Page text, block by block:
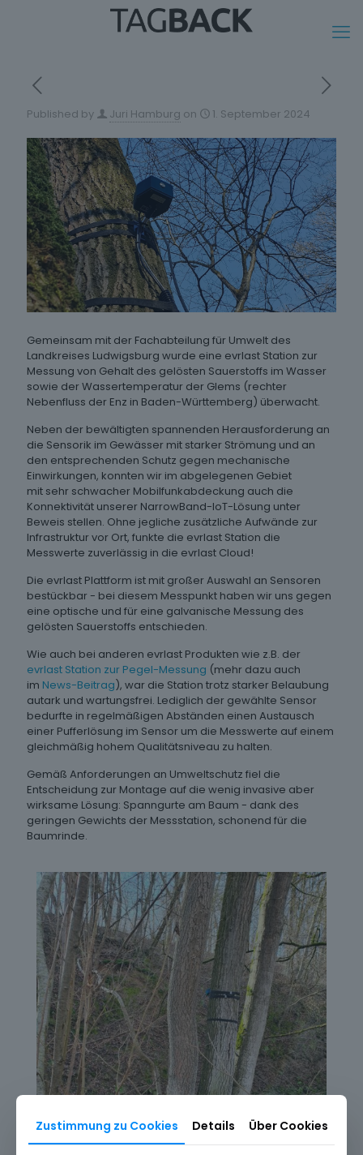
Published by Juri Hamburg on 1. September 2024
Gemeinsam mit der Fachabteilung für Umwelt des
Landkreises Ludwigsburg wurde eine evrlast Station zur
Messung von Gehalt des gelösten Sauerstoffs im Wasser
sowie der Wassertemperatur der Glems (rechter
Nebenfluss der Enz in Baden-Württemberg) überwacht.
Neben der bewältigten spannenden Herausforderung an
die Sensorik im Gewässer mit starker Strömung und an
den entsprechenden Schutz gegen mechanische
Einwirkungen, konnten wir im abgelegenen Gebiet
mit sehr schwacher Mobilfunkabdeckung auch die
Konnektivität unserer NarrowBand-IoT-Lösung unter
Beweis stellen. Ohne jegliche zusätzliche Aufwände zur
Infrastruktur vor Ort, funkte die evrlast Station die
Messwerte zuverlässig in die evrlast Cloud!
Die evrlast Plattform ist mit großer Auswahl an Sensoren
bestückbar - bei diesem Messpunkt haben wir uns gegen
eine optische und für eine galvanische Messung des
gelösten Sauerstoffs entschieden.
Wie auch bei anderen evrlast Produkten wie z.B. der
evrlast Station zur Pegel-Messung (mehr dazu auch
im News-Beitrag), war die Station trotz starker Belaubung
autark und wartungsfrei. Lediglich der gewählte Sensor
bedurfte in regelmäßigen Abständen einen Austausch
einer Pufferlösung im Sensor um die Messwerte auf einem
gleichmäßig hohem Qualitätsniveau zu halten.
Gemäß Anforderungen an Umweltschutz fiel die
Entscheidung zur Montage auf die wenig invasive aber
wirksame Lösung: Spanngurte am Baum - dank des
geringen Gewichts der Messstation, schonend für die
Baumrinde.
Zustimmung zu Cookies Details Über Cookies